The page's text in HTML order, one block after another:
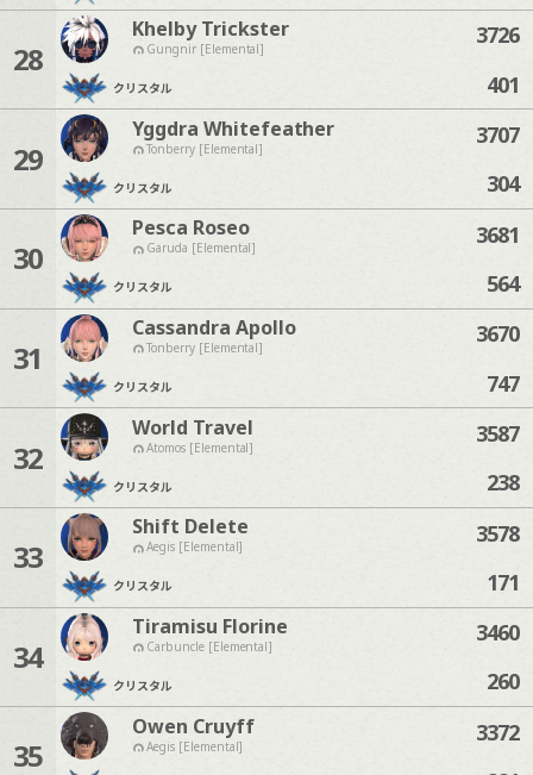
28
Khelby Trickster
Gungnir [Elemental]
クリスタル
3726
401
29
Yggdra Whitefeather
Tonberry [Elemental]
クリスタル
3707
304
30
Pesca Roseo
Garuda [Elemental]
クリスタル
3681
564
31
Cassandra Apollo
Tonberry [Elemental]
クリスタル
3670
747
32
World Travel
Atomos [Elemental]
クリスタル
3587
238
33
Shift Delete
Aegis [Elemental]
クリスタル
3578
171
34
Tiramisu Florine
Carbuncle [Elemental]
クリスタル
3460
260
35
Owen Cruyff
Aegis [Elemental]
3372